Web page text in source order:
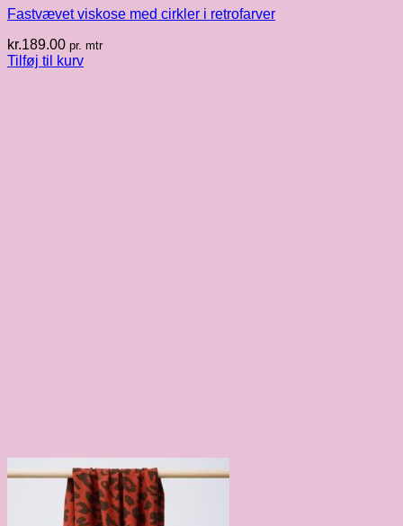
Fastvævet viskose med cirkler i retrofarver
kr.189.00 pr. mtr
Tilføj til kurv